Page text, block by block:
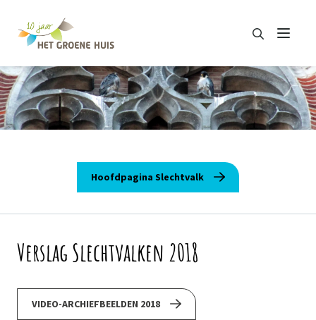
Menu
Zoeken
Hoofdpagina Slechtvalk
Verslag Slechtvalken 2018
VIDEO-ARCHIEFBEELDEN 2018